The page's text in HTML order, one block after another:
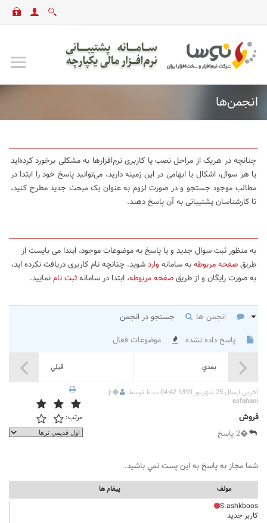
انجمن‌ها
چنانچه در هریک از مراحل نصب یا کاربری نرم‌افزارها به مشکلی برخورد کرده‌اید
یا هر سوال، اشکال یا ابهامی در این زمینه دارید، می‌توانید پاسخ خود را ابتدا در
مطالب موجود جستجو و در صورت لزوم به عنوان یک مبحث جدید مطرح کنید،
تا کارشناسان پشتیبانی به آن پاسخ دهند.
به منظور ثبت سوال جدید و یا پاسخ به موضوعات موجود، ابتدا می بایست از
طریقصفحه مربوطهبه سامانه واردشوید. چنانچه نام کاربری دریافت نکرده اید،
به صورت رایگان و از طریقصفحه مربوطه، ابتدا در سامانهثبت نامنمایید.
انجمن ها
جستجو در انجمن
پاسخ داده نشده
موضوعات فعال
قبلي بعدي
آخرين ارسال 25 شهریور 1399 04:42 ب.ظ توسط �
j-
esfahani
فروش
�2 پاسخ
مرتب:
شما مجاز به پاسخ به اين پست نمي باشيد.
مولف پيغام ها
S.ashkboos
کاربر جدید